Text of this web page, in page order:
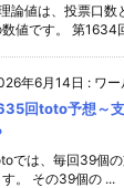
論値は、投票口数
値です。 第1634
年6月14日 : ワ
回toto予想～
では、毎回39個
す。 その39個の ...